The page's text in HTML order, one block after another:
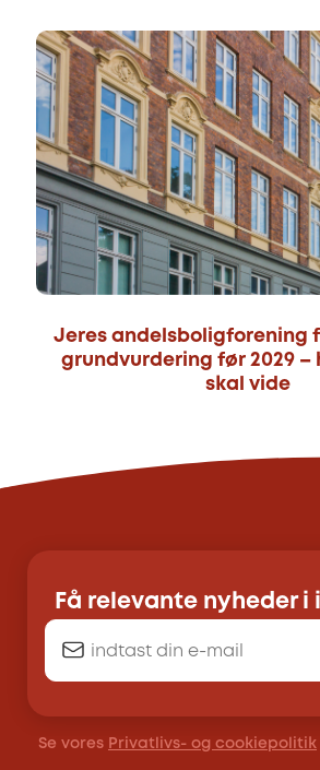
Jeres andelsboligforening
grundvurdering før 2029 –
skal vide
Få relevante nyheder i
Se vores Privatlivs- og cookiepolitik